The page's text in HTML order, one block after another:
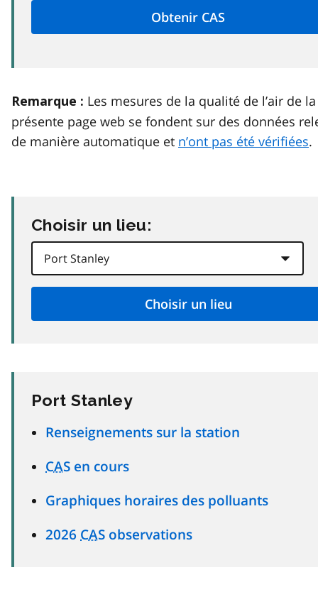
Remarque : Les mesures de la qualité de l’air de la
présente page web se fondent sur des données
de manière automatique et n’ont pas été vérifiées.
Choisir un lieu:
Port Stanley
Renseignements sur la station
CAS en cours
Graphiques horaires des polluants
2026 CAS observations